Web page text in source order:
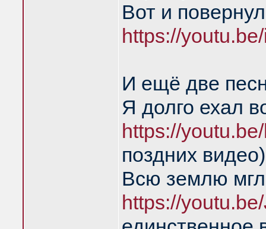
Вот и
https://
И ещё две
Я долго ехал
https://
поздних видео)
Всю землю
https://